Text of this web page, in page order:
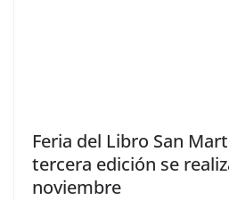
Feria del Libro San
tercera edición se
noviembre